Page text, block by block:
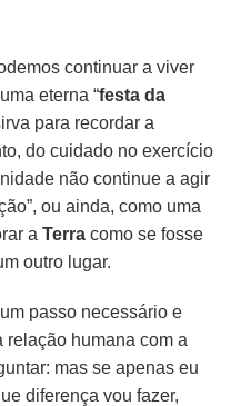
continuar a viver
eterna “festa da
para recordar a
do cuidado no exercício
não continue a agir
ou ainda, como uma
aTerra como se fosse
outro lugar.
passo necessário e
humana com a
mas se apenas eu
diferença vou fazer,